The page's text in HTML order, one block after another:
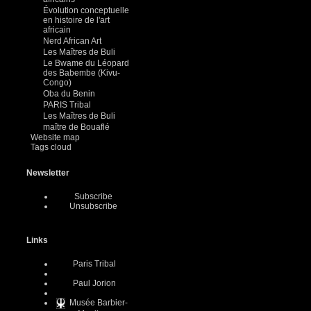
Évolution conceptuelle
en histoire de l'art
africain
Nerd African Art
Les Maîtres de Buli
Le Bwame du Léopard
des Babembe (Kivu-
Congo)
Oba du Benin
PARIS Tribal
Les Maîtres de Buli
maître de Bouaflé
Website map
Tags cloud
Newsletter
Subscribe
Unsubscribe
Links
Paris Tribal
Paul Jorion
Musée Barbier-